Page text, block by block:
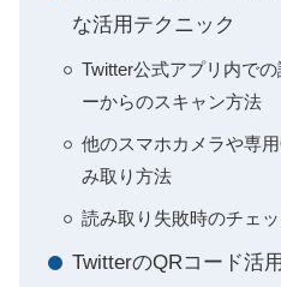
な活用テクニック
Twitter公式アプリ内で
ーからのスキャン方法
他のスマホカメラや専
み取り方法
読み取り失敗時のチェ
TwitterのQRコード活